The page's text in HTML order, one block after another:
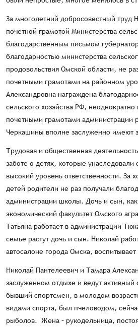
За многолетний добросовестный труд
почетной грамотой Министерства
благодарственным письмом
благодарностью министерства
продовольствия Омской области, не
почетными грамотами на районном
Александровна награждена
сельского хозяйства РФ, неоднократно
почетными грамотами администрации
Черкашины вполне заслуженно имеют
Трудовая и общественная
заботе о детях, которые унаследовали
высокий уровень ответственности. За
детей родители не раз получали
администрации школы. Дочь и сын,
экономический факультет Омского
Татьяна работает в администрации
семье растут дочь и сын. Николай
автосалоне города Омска,
Николай Пантелеевич и Тамара
заслуженном отдыхе и ведут
бывший спортсмен, в молодом
видами спорта, был пчеловодом,
рыболов. Жена – рукодельница,